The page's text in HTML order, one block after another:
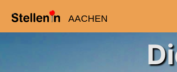
AACHEN